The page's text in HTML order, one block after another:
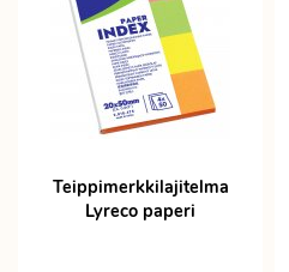
Teippimerkkilajitelma
Lyreco paperi